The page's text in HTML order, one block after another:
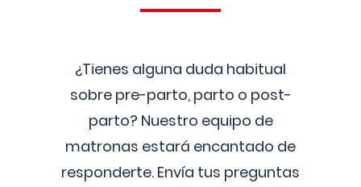
¿Tienes alguna duda habitual
sobre pre-parto, parto o post-
parto? Nuestro equipo de
matronas estará encantado de
responderte. Envía tus preguntas